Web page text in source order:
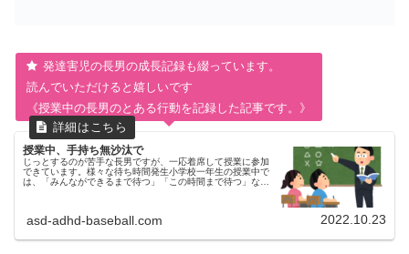
発達害児の長男の成長記録も綴っています。
読んでいただけると嬉しいです
《授業中の長男のとある行動を記録した記事です。》
授業中、手持ち無沙汰で
じっとするのが苦手な長男ですが、一応着席して授業に参加
できています。様々な待ち時間発生小学校一年生の授業中で
は、「みんなができるまで待つ」「この時間まで待つ」など
asd-adhd-baseball.com 2022.10.23